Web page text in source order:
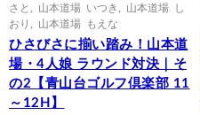
さと
山本道場 いつき
山本道場 し
おり
山本道場 もえな
ひさびさに揃い踏み！山本道
場・4人娘 ラウンド対決｜そ
の2【青山台ゴルフ倶楽部 11
～12H】